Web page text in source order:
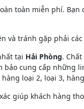
toàn miễn phí. Bạn
và tránh gặp phải
tại Hải Phòng.
bảo cung cấp những
loại 2, loại 3,
giúp khách hàng